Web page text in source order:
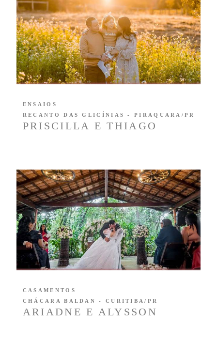
PRISCILLA E THIAGO
ENSAIOS
RECANTO DAS GLICÍNIAS - PIRAQUARA/PR
ARIADNE E ALYSSON
CASAMENTOS
CHÁCARA BALDAN - CURITIBA/PR